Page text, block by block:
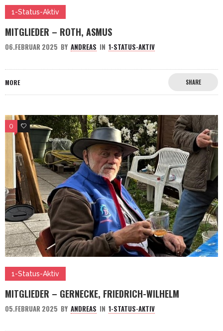
1-Status-Aktiv
MITGLIEDER – ROTH, ASMUS
06.FEBRUAR 2025 BY ANDREAS IN 1-STATUS-AKTIV
MORE SHARE
0 0
1-Status-Aktiv
MITGLIEDER – GERNECKE, FRIEDRICH-WILHELM
05.FEBRUAR 2025 BY ANDREAS IN 1-STATUS-AKTIV